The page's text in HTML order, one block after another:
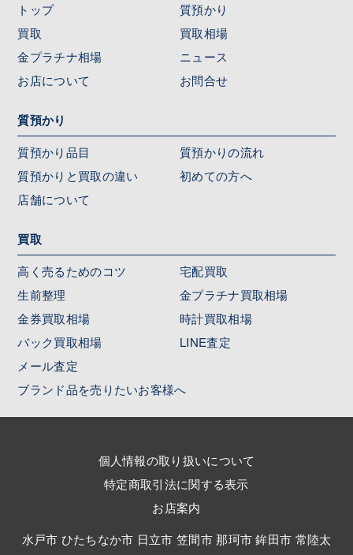
トップ
質預かり
買取
買取相場
金プラチナ相場
ニュース
お店について
お問合せ
質預かり
質預かり品目
質預かりの流れ
質預かりと買取の違い
初めての方へ
店舗について
買取
高く売るためのコツ
宅配買取
生前整理
金プラチナ買取相場
金券買取相場
時計買取相場
バック買取相場
LINE査定
メール査定
ブランド品を売りたいお客様へ
個人情報の取り扱いについて
特定商取引法に関する表示
お店案内
水戸市 ひたちなか市 日立市 笠間市 那珂市 鉾田市 常陸太